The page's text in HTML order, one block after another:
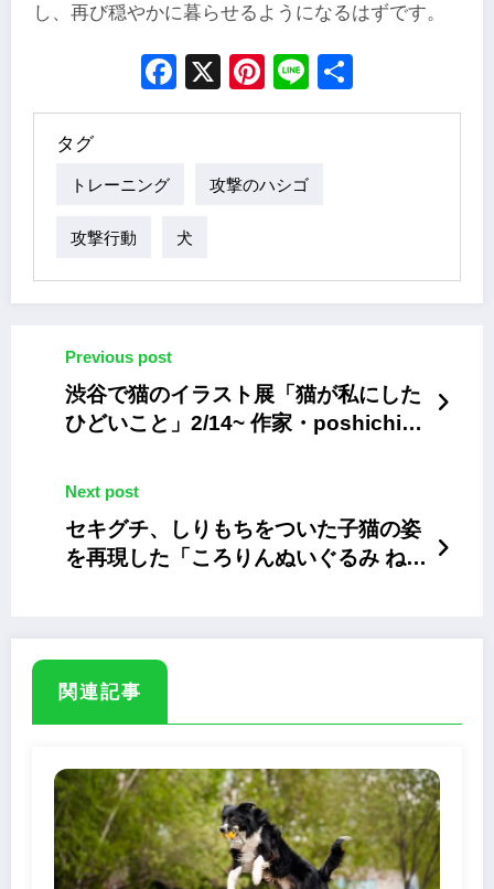
し、再び穏やかに暮らせるようになるはずです。
Facebook
X Pinterest
Line
タグ
トレーニング 攻撃のハシゴ
攻撃行動 犬
Previous post
渋谷で猫のイラスト展「猫が私にした
ひどいこと」2/14~ 作家・poshichiが
Next post
セキグチ、しりもちをついた子猫の姿
を再現した「ころりんぬいぐるみ ね
関連記事